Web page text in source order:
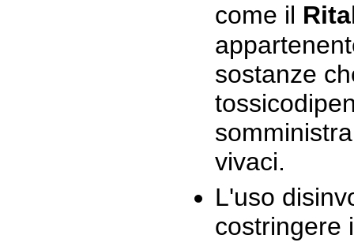
come il
sostanze
vivaci.
L'uso
costringere